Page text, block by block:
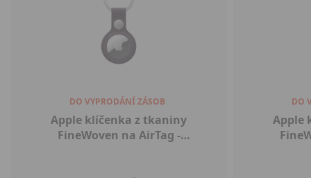
DO VYPRODÁNÍ ZÁSOB
Apple klíčenka z tkaniny
FineWoven na AirTag -
DO
Apple